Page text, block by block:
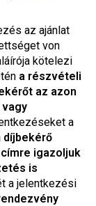
az ajánlat
von
kötelezi
a részvételi
az azon
a
díjbekérő
igazoljuk
is
a jelentkezési